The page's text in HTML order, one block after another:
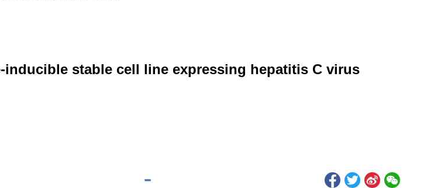
stable cell line expressing hepatitis C virus